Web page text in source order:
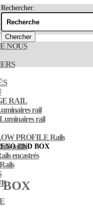
Rechercher:
NOUS
RAIL
rail
rail
PROFILE Rails
saillie
encastrés
END BOX
BOX